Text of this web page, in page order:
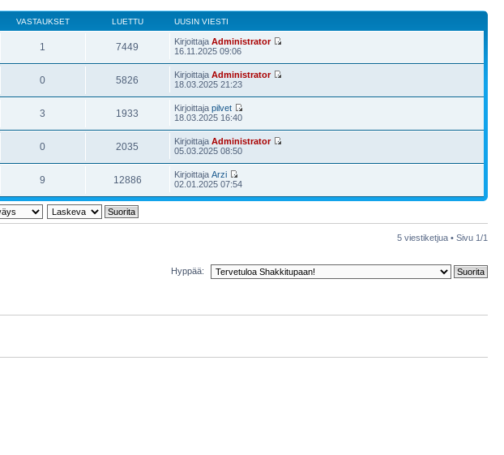
VASTAUKSET LUETTU UUSIN VIESTI
1 7449 KirjoittajaAdministrator
16.11.2025 09:06
0 5826 KirjoittajaAdministrator
18.03.2025 21:23
3 1933 Kirjoittajapilvet
18.03.2025 16:40
0 2035 KirjoittajaAdministrator
05.03.2025 08:50
9 12886 KirjoittajaArzi
02.01.2025 07:54
5 viestiketjua • Sivu 1/1
Hyppää: